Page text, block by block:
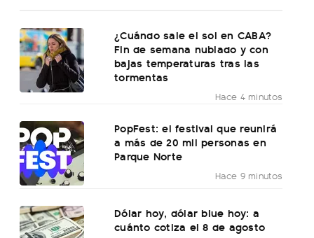
¿Cuándo sale el sol en CABA?
Fin de semana nublado y con
bajas temperaturas tras las
tormentas
Hace 4 minutos
PopFest: el festival que reunirá
a más de 20 mil personas en
Parque Norte
Hace 9 minutos
Dólar hoy, dólar blue hoy: a
cuánto cotiza el 8 de agosto